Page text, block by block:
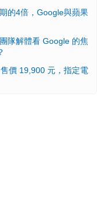
的4倍，Google與蘋果
隊解體看 Google 的焦
價 19,900 元，指定電